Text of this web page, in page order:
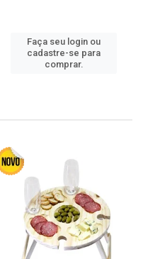
Faça seu login ou
cadastre-se para
comprar.